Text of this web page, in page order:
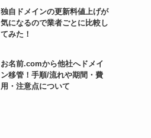
独自ドメインの更新料値上げが
気になるので業者ごとに比較し
てみた！
お名前.comから他社へドメイ
ン移管！手順/流れや期間・費
用・注意点について